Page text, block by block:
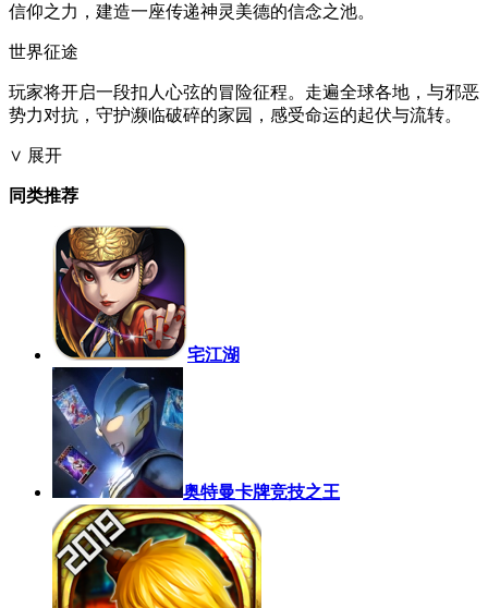
信仰之力，建造一座传递神灵美德的信念之池。
世界征途
玩家将开启一段扣人心弦的冒险征程。走遍全球各地，与邪恶
势力对抗，守护濒临破碎的家园，感受命运的起伏与流转。
∨ 展开
同类推荐
宅江湖
奥特曼卡牌竞技之王